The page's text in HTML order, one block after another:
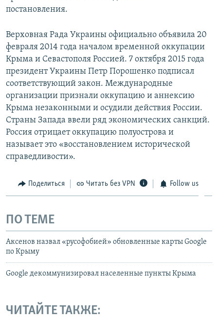
постановления.
Верховная Рада Украины официально объявила 20
февраля 2014 года началом временной оккупации
Крыма и Севастополя Россией. 7 октября 2015 года
президент Украины Петр Порошенко подписал
соответствующий закон. Международные
организации признали оккупацию и аннексию
Крыма незаконными и осудили действия России.
Страны Запада ввели ряд экономических санкций.
Россия отрицает оккупацию полуострова и
называет это «восстановлением исторической
справедливости».
Поделиться Читать без VPN Follow us
ПО ТЕМЕ
Аксенов назвал «русофобией» обновленные карты Google
по Крыму
Google декоммунизировал населенные пункты Крыма
ЧИТАЙТЕ ТАКЖЕ: